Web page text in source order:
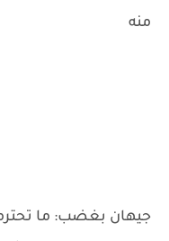
منه
جيهان بغضب: ما